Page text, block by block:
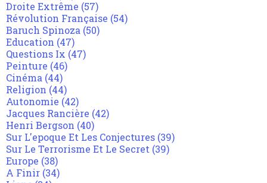
Droite Extrême (57)
Révolution Française (54)
Baruch Spinoza (50)
Education (47)
Questions Ix (47)
Peinture (46)
Cinéma (44)
Religion (44)
Autonomie (42)
Jacques Rancière (42)
Henri Bergson (40)
Sur L'epoque Et Les Conjectures (39)
Sur Le Terrorisme Et Le Secret (39)
Europe (38)
A Finir (34)